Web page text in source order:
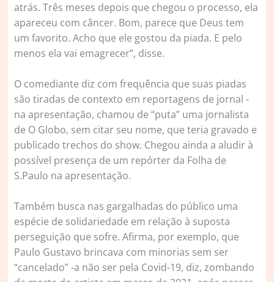
atrás. Três meses depois que chegou o processo, ela
apareceu com câncer. Bom, parece que Deus tem
um favorito. Acho que ele gostou da piada. E pelo
menos ela vai emagrecer”, disse.
O comediante diz com frequência que suas piadas
são tiradas de contexto em reportagens de jornal -
na apresentação, chamou de “puta” uma jornalista
de O Globo, sem citar seu nome, que teria gravado e
publicado trechos do show. Chegou ainda a aludir à
possível presença de um repórter da Folha de
S.Paulo na apresentação.
Também busca nas gargalhadas do público uma
espécie de solidariedade em relação à suposta
perseguição que sofre. Afirma, por exemplo, que
Paulo Gustavo brincava com minorias sem ser
“cancelado” -a não ser pela Covid-19, diz, zombando